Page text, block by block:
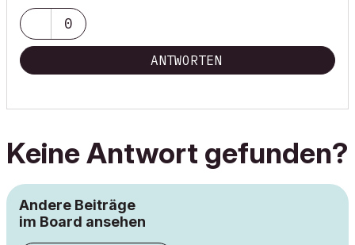
0
ANTWORTEN
Keine Antwort gefunden?
Andere Beiträge
im Board ansehen